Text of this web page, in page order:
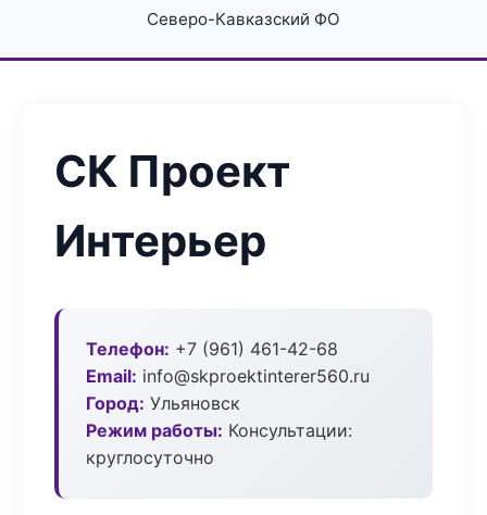
Северо-Кавказский ФО
СК Проект
Интерьер
Телефон: +7 (961) 461-42-68
Email: info@skproektinterer560.ru
Город: Ульяновск
Режим работы: Консультации:
круглосуточно